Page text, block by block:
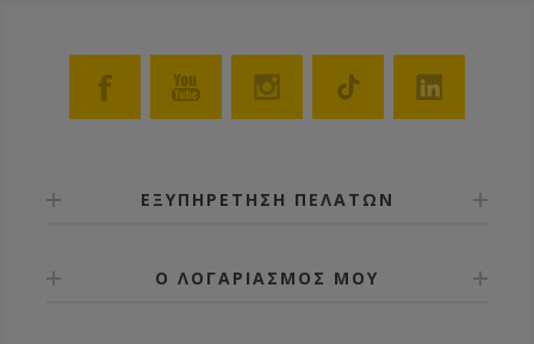
ΕΞΥΠΗΡΕΤΗΣΗ ΠΕΛΑΤΩΝ
Ο ΛΟΓΑΡΙΑΣΜΟΣ ΜΟΥ